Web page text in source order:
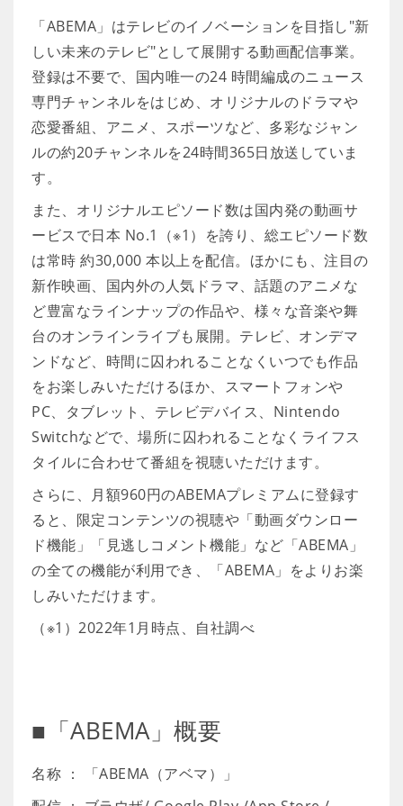
「ABEMA」はテレビのイノベーションを目指し"新
しい未来のテレビ"として展開する動画配信事業。
登録は不要で、国内唯一の24 時間編成のニュース
専門チャンネルをはじめ、オリジナルのドラマや
恋愛番組、アニメ、スポーツなど、多彩なジャン
ルの約20チャンネルを24時間365日放送していま
す。
また、オリジナルエピソード数は国内発の動画サ
ービスで日本 No.1（※1）を誇り、総エピソード数
は常時 約30,000 本以上を配信。ほかにも、注目の
新作映画、国内外の人気ドラマ、話題のアニメな
ど豊富なラインナップの作品や、様々な音楽や舞
台のオンラインライブも展開。テレビ、オンデマ
ンドなど、時間に囚われることなくいつでも作品
をお楽しみいただけるほか、スマートフォンや
PC、タブレット、テレビデバイス、Nintendo
Switchなどで、場所に囚われることなくライフス
タイルに合わせて番組を視聴いただけます。
さらに、月額960円のABEMAプレミアムに登録す
ると、限定コンテンツの視聴や「動画ダウンロー
ド機能」「見逃しコメント機能」など「ABEMA」
の全ての機能が利用でき、「ABEMA」をよりお楽
しみいただけます。
（※1）2022年1月時点、自社調べ
■「ABEMA」概要
名称 ： 「ABEMA（アベマ）」